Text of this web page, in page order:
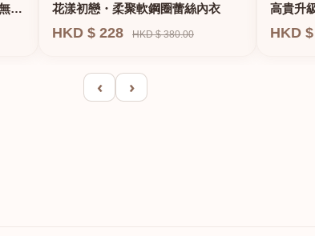
鋼
花漾初戀・柔聚軟鋼圈蕾絲內衣
HKD $ 228 HKD $ 380.00
高貴升
E、F專
HKD
‹ ›